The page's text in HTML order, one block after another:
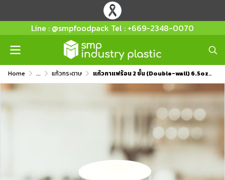
Line : @smpfoodpack Tel : +669-2348-0070
Home ... แก้วกระดาษ แก้วกาแฟร้อน 2 ชั้น (Double-wall) 6.5oz พิมพ์ลาย